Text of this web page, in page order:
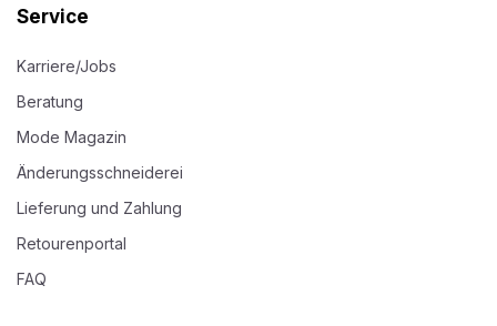
Service
Karriere/Jobs
Beratung
Mode Magazin
Änderungsschneiderei
Lieferung und Zahlung
Retourenportal
FAQ